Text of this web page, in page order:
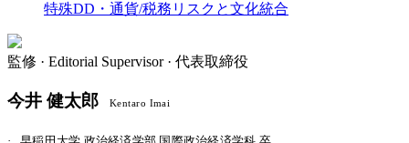
特殊DD・通貨/税務リスクと文化統合
監修 · Editorial Supervisor · 代表取締役
今井 健太郎 Kentaro Imai